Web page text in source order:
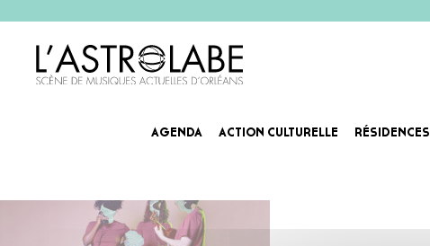
AGENDA ACTION CULTURELLE RÉSIDENCES